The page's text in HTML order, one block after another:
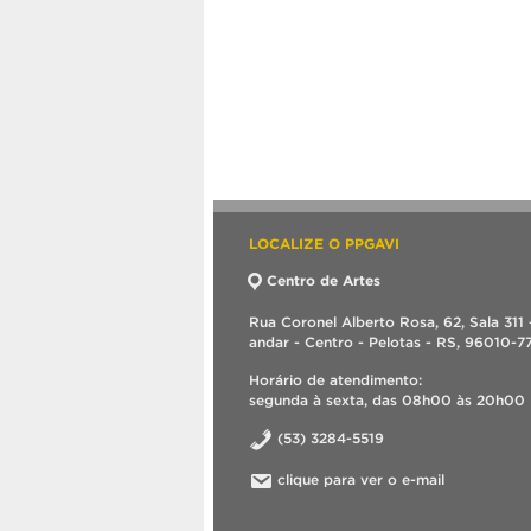
LOCALIZE O PPGAVI
Centro de Artes
Rua Coronel Alberto Rosa, 62, Sala 311
andar - Centro - Pelotas - RS, 96010-
Horário de atendimento:
segunda à sexta, das 08h00 às 20h00
(53) 3284-5519
clique para ver o e-mail